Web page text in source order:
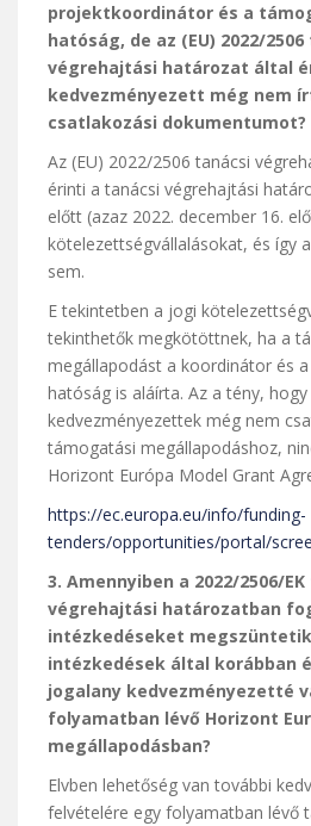
projektkoordinátor és a
hatóság, de az (EU) 2022/
végrehajtási határozat által
kedvezményezett még nem
csatlakozási dokumentumot?
Az (EU) 2022/2506 tanácsi
érinti a tanácsi végrehajtási
előtt (azaz 2022. december 16.
kötelezettségvállalásokat, és így
sem.
E tekintetben a jogi
tekinthetők megkötöttnek, ha a
megállapodást a koordinátor és
hatóság is aláírta. Az a tény,
kedvezményezettek még nem
támogatási megállapodáshoz,
Horizont Európa Model Grant
https://ec.europa.eu/info/funding-
tenders/opportunities/portal/
3. Amennyiben a 2022/2506/
végrehajtási határozatban
intézkedéseket
intézkedések által korábban
jogalany kedvezményezetté
folyamatban lévő Horizont
megállapodásban?
Elvben lehetőség van további
felvételére egy folyamatban lévő